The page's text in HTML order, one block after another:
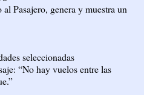
Pasajero, genera y muestra un
seleccionadas
“No hay vuelos entre las